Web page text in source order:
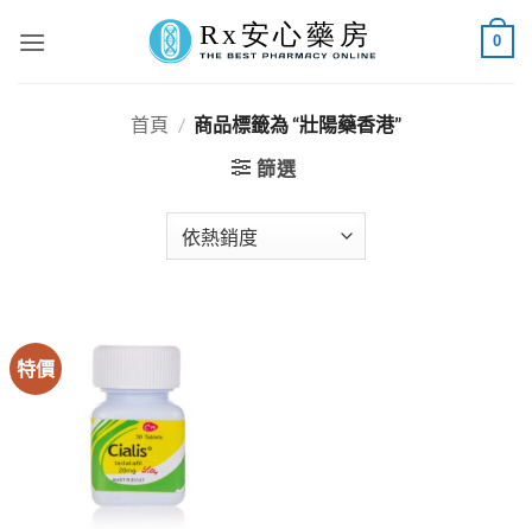
0
首頁 / 商品標籤為 “壯陽藥香港”
篩選
特價